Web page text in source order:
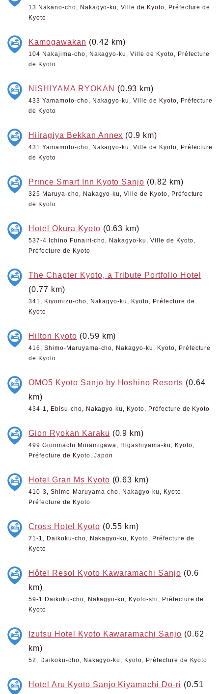
13 Nakano-cho, Nakagyo-ku, Ville de Kyoto, Préfecture de
Kyoto
Kamogawakan (0.42 km)
104 Nakajima-cho, Nakagyo-ku, Ville de Kyoto, Préfecture
de Kyoto
NISHIYAMA RYOKAN (0.93 km)
433 Yamamoto-cho, Nakagyo-ku, Ville de Kyoto, Préfecture
de Kyoto
Hiiragiya Bekkan Annex (0.9 km)
431 Yamamoto-cho, Nakagyo-ku, Ville de Kyoto, Préfecture
de Kyoto
Prince Smart Inn Kyoto Sanjo (0.82 km)
325 Maruya-cho, Nakagyo-ku, Ville de Kyoto, Préfecture
de Kyoto
Hotel Okura Kyoto (0.63 km)
537-4 Ichino Funairi-cho, Nakagyo-ku, Ville de Kyoto,
Préfecture de Kyoto
The Chapter Kyoto, a Tribute Portfolio Hotel
(0.77 km)
341, Kiyomizu-cho, Nakagyo-ku, Kyoto, Préfecture de
Kyoto
Hilton Kyoto (0.59 km)
416, Shimo-Maruyama-cho, Nakagyo-ku, Kyoto, Préfecture
de Kyoto
OMO5 Kyoto Sanjo by Hoshino Resorts (0.64
km)
434-1, Ebisu-cho, Nakagyo-ku, Kyoto, Préfecture de Kyoto
Gion Ryokan Karaku (0.9 km)
499 Gionmachi Minamigawa, Higashiyama-ku, Kyoto,
Préfecture de Kyoto, Japon
Hotel Gran Ms Kyoto (0.63 km)
410-3, Shimo-Maruyama-cho, Nakagyo-ku, Kyoto,
Préfecture de Kyoto
Cross Hotel Kyoto (0.55 km)
71-1, Daikoku-cho, Nakagyo-ku, Kyoto, Préfecture de
Kyoto
Hôtel Resol Kyoto Kawaramachi Sanjo (0.6
km)
59-1 Daikoku-cho, Nakagyo-ku, Kyoto-shi, Préfecture de
Kyoto
Izutsu Hotel Kyoto Kawaramachi Sanjo (0.62
km)
52, Daikoku-cho, Nakagyo-ku, Kyoto, Préfecture de Kyoto
Hotel Aru Kyoto Sanjo Kiyamachi Do-ri (0.51